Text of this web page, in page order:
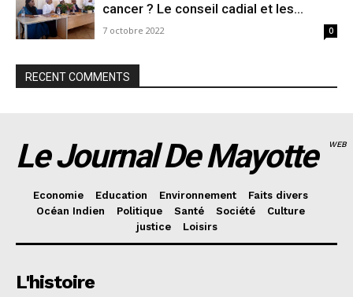
cancer ? Le conseil cadial et les...
7 octobre 2022 0
RECENT COMMENTS
Le Journal De Mayotte WEB
Economie Education Environnement
Faits divers
Océan Indien
Politique Santé Société
Culture
justice
Loisirs
L'histoire